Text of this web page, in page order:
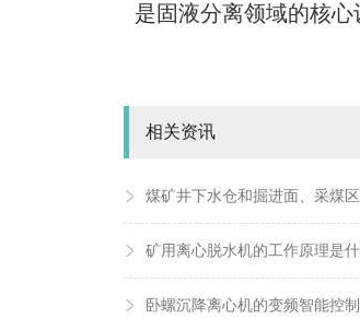
是固液分离领域的核心
相关资讯
煤矿井下水仓和掘进面、采煤
矿用离心脱水机的工作原理是什
卧螺沉降离心机的变频智能控